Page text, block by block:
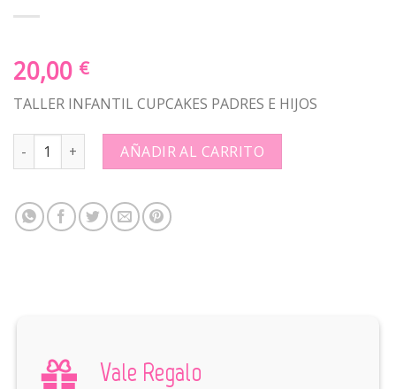
20,00 €
TALLER INFANTIL CUPCAKES PADRES E HIJOS
TALLER INFANTIL CUPCAKES PADRES E HIJOS: quantity
AÑADIR AL CARRITO
Vale Regalo